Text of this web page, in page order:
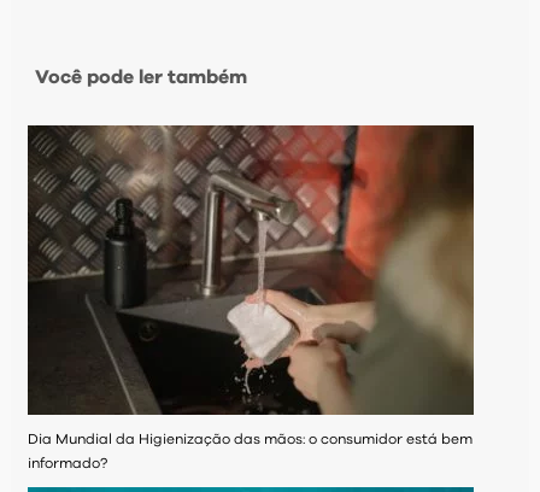
Você pode ler também
Dia Mundial da Higienização das mãos: o consumidor está bem
informado?